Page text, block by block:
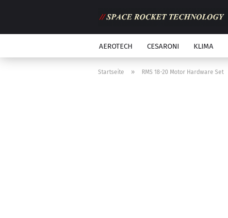
AEROTECH CESARONI KLIMA
Startseite » RMS 18-20 Motor Hardware Set